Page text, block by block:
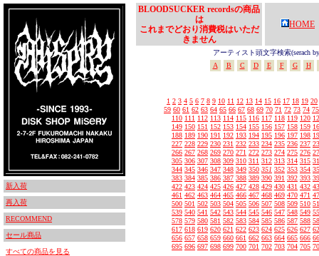
新入荷
再入荷
RECOMMEND
セール商品
すべての商品を見る
BLOODSUCKER recordsの商品
は
これまでどおり消費税はいただ
きません
HOME
アーティスト頭文字検索(serach
A
B C D E F G H
1 2 3 4 5 6 7 8 9 10 11 12 13 14 15 16 17 18 19 20
59 60 61 62 63 64 65 66 67 68 69 70 71 72 73 74 75
110 111 112 113 114 115 116 117 118 119 120
149 150 151 152 153 154 155 156 157 158 159
188 189 190 191 192 193 194 195 196 197 198
227 228 229 230 231 232 233 234 235 236 237
266 267 268 269 270 271 272 273 274 275 276
305 306 307 308 309 310 311 312 313 314 315
344 345 346 347 348 349 350 351 352 353 354
383 384 385 386 387 388 389 390 391 392 393
422 423 424 425 426 427 428 429 430 431 432
461 462 463 464 465 466 467 468 469 470 471
500 501 502 503 504 505 506 507 508 509 510
539 540 541 542 543 544 545 546 547 548 549
578 579 580 581 582 583 584 585 586 587 588
617 618 619 620 621 622 623 624 625 626 627
656 657 658 659 660 661 662 663 664 665 666
695 696 697 698 699 700 701 702 703 704 705